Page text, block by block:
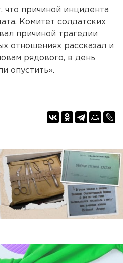
что причиной инцидента
Комитет солдатских
причиной трагедии
отношениях рассказал и
рядового, в день
опустить».